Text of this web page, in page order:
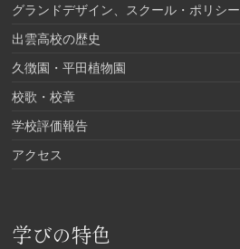
グランドデザイン、スクール・ポリシー
出雲高校の歴史
久徴園・平田植物園
校歌・校章
学校評価報告
アクセス
学びの特色